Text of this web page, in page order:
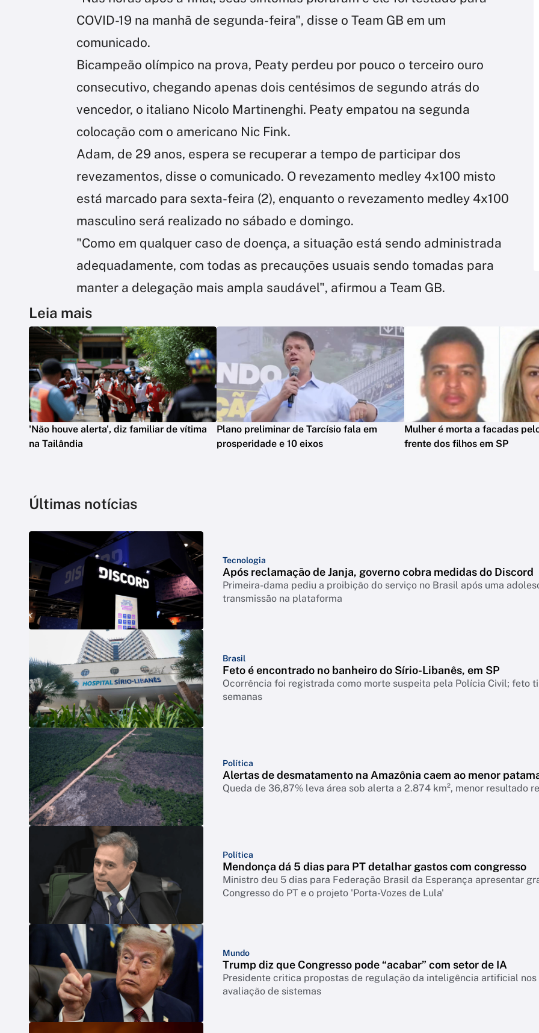
COVID-19 na manhã de segunda-feira", disse o Team GB em um
comunicado.
Bicampeão olímpico na prova, Peaty perdeu por pouco o terceiro ouro
consecutivo, chegando apenas dois centésimos de segundo atrás do
vencedor, o italiano Nicolo Martinenghi. Peaty empatou na segunda
colocação com o americano Nic Fink.
Adam, de 29 anos, espera se recuperar a tempo de participar dos
revezamentos, disse o comunicado. O revezamento medley 4x100 misto
está marcado para sexta-feira (2), enquanto o revezamento medley 4x100
masculino será realizado no sábado e domingo.
"Como em qualquer caso de doença, a situação está sendo administrada
adequadamente, com todas as precauções usuais sendo tomadas para
manter a delegação mais ampla saudável", afirmou a Team GB.
Leia mais
'Não houve alerta', diz familiar de vítima
na Tailândia
Plano preliminar de Tarcísio fala em
prosperidade e 10 eixos
Mulher é morta a facadas
frente dos filhos em SP
Últimas notícias
Tecnologia
Após reclamação de Janja, governo cobra medidas do Discord
Primeira-dama pediu a proibição do serviço no Brasil após uma
transmissão na plataforma
Brasil
Feto é encontrado no banheiro do Sírio-Libanês, em SP
Ocorrência foi registrada como morte suspeita pela Polícia Civil; feto
semanas
Política
Alertas de desmatamento na Amazônia caem ao menor
Queda de 36,87% leva área sob alerta a 2.874 km², menor resultado
Política
Mendonça dá 5 dias para PT detalhar gastos com congresso
Ministro deu 5 dias para Federação Brasil da Esperança apresentar
Congresso do PT e o projeto 'Porta-Vozes de Lula'
Mundo
Trump diz que Congresso pode “acabar” com setor de IA
Presidente critica propostas de regulação da inteligência artificial nos
avaliação de sistemas